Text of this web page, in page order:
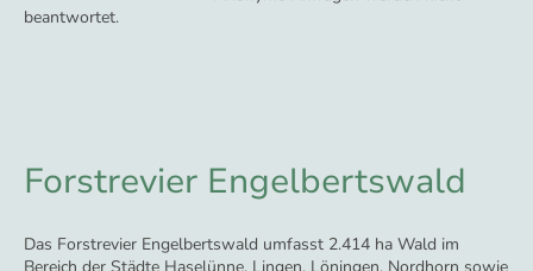
beantwortet.
Forstrevier Engelbertswald
Das Forstrevier Engelbertswald umfasst 2.414 ha Wald im